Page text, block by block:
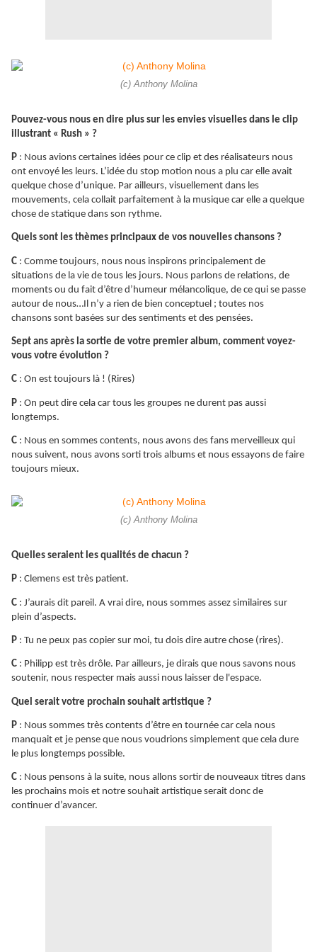
(c) Anthony Molina
Pouvez-vous nous en dire plus sur les envies visuelles dans le clip
illustrant « Rush » ?
P : Nous avions certaines idées pour ce clip et des réalisateurs nous
ont envoyé les leurs. L’idée du stop motion nous a plu car elle avait
quelque chose d’unique. Par ailleurs, visuellement dans les
mouvements, cela collait parfaitement à la musique car elle a quelque
chose de statique dans son rythme.
Quels sont les thèmes principaux de vos nouvelles chansons ?
C : Comme toujours, nous nous inspirons principalement de
situations de la vie de tous les jours. Nous parlons de relations, de
moments ou du fait d’être d’humeur mélancolique, de ce qui se passe
autour de nous…Il n’y a rien de bien conceptuel ; toutes nos
chansons sont basées sur des sentiments et des pensées.
Sept ans après la sortie de votre premier album, comment voyez-
vous votre évolution ?
C : On est toujours là ! (Rires)
P : On peut dire cela car tous les groupes ne durent pas aussi
longtemps.
C : Nous en sommes contents, nous avons des fans merveilleux qui
nous suivent, nous avons sorti trois albums et nous essayons de faire
toujours mieux.
(c) Anthony Molina
Quelles seraient les qualités de chacun ?
P : Clemens est très patient.
C : J’aurais dit pareil. A vrai dire, nous sommes assez similaires sur
plein d’aspects.
P : Tu ne peux pas copier sur moi, tu dois dire autre chose (rires).
C : Philipp est très drôle. Par ailleurs, je dirais que nous savons nous
soutenir, nous respecter mais aussi nous laisser de l'espace.
Quel serait votre prochain souhait artistique ?
P : Nous sommes très contents d’être en tournée car cela nous
manquait et je pense que nous voudrions simplement que cela dure
le plus longtemps possible.
C : Nous pensons à la suite, nous allons sortir de nouveaux titres dans
les prochains mois et notre souhait artistique serait donc de
continuer d’avancer.